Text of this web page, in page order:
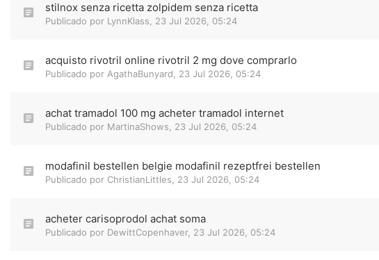
stilnox senza ricetta zolpidem senza ricetta
Publicado por LynnKlass 23 Jul 2026, 05:24
acquisto rivotril online rivotril 2 mg dove comprarlo
Publicado por AgathaBunyard 23 Jul 2026, 05:24
achat tramadol 100 mg acheter tramadol internet
Publicado por MartinaShows 23 Jul 2026, 05:24
modafinil bestellen belgie modafinil rezeptfrei bestellen
Publicado por ChristianLittles 23 Jul 2026, 05:24
acheter carisoprodol achat soma
Publicado por DewittCopenhaver, 23 Jul 2026, 05:24